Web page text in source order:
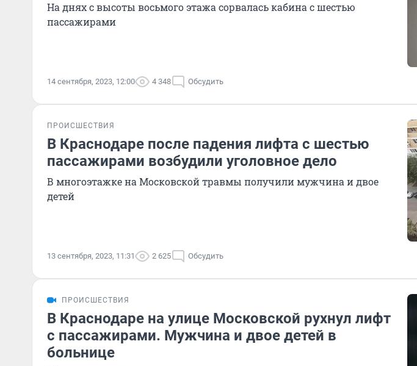
На днях с высоты восьмого этажа сорвалась кабина с шестью
пассажирами
14 сентября, 2023, 12:00 4 348 Обсудить
ПРОИСШЕСТВИЯ
В Краснодаре после падения лифта с шестью
пассажирами возбудили уголовное дело
В многоэтажке на Московской травмы получили мужчина и двое
детей
13 сентября, 2023, 11:31 2 625 Обсудить
ПРОИСШЕСТВИЯ
В Краснодаре на улице Московской рухнул лифт
с пассажирами. Мужчина и двое детей в
больнице